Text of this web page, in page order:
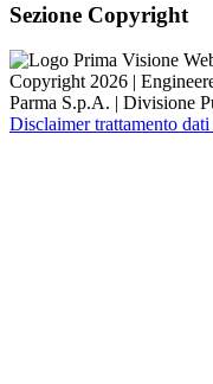
Sezione Copyright
Copyright 2026 |
Parma S.p.A. | Divisione
Disclaimer trattamento